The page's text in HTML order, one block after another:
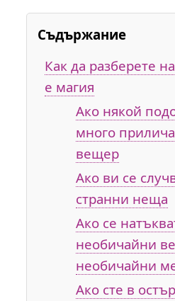
Съдържание
Как да разберете
е магия
Ако някой
много
вещер
Ако ви се
странни неща
Ако се
необичайни
необичайни
Ако сте в